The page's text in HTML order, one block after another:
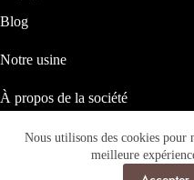
Nous utilisons des cookies pour
meilleure
Blog
Notre usine
À propos de la société
Notre responsabilité sociale
Copyright © 2026